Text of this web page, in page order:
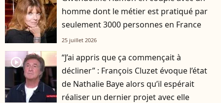
homme dont le métier est pratiqué par
seulement 3000 personnes en France
25 juillet 2026
player2
“J’ai appris que ça commençait à
décliner” : François Cluzet évoque l’état
de Nathalie Baye alors qu’il espérait
réaliser un dernier projet avec elle